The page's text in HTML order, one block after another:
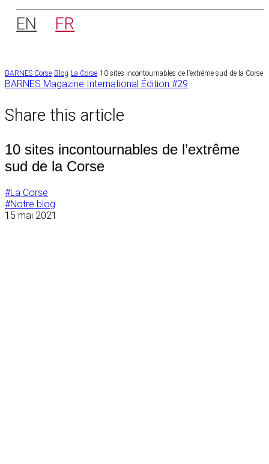
EN FR
BARNES Corse Blog La Corse 10 sites incontournables de l’extrême sud de la Corse
Navigation
l’article
BARNES Magazine International Édition #29
Share this article
10 sites incontournables de l’extrême
sud de la Corse
#La Corse
#Notre blog
15 mai 2021